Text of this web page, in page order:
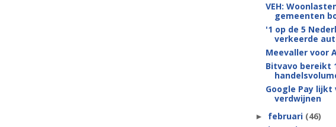
VEH:
gemeenten
'1 op de 5
verkeerde
Meevaller voor
Bitvavo bereikt
Google Pay
verdwijnen
► februari (46)